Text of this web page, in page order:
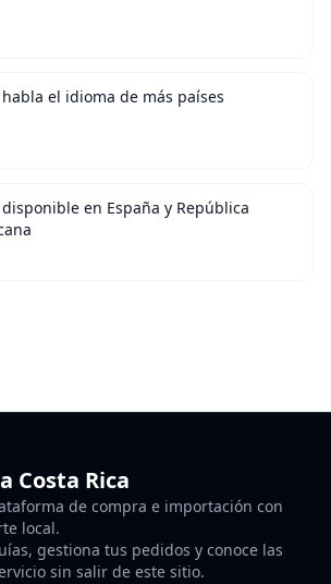
habla el idioma de más países
disponible en España y República
Costa Rica
de compra e importación con
local.
gestiona tus pedidos y conoce las
sin salir de este sitio.